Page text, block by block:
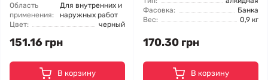
Область
применения:
Для внутренних и
наружных работ
Цвет:
черный
151.16 грн
В корзину
Фасовка:
Банка
Вес:
0,9 кг
170.30 грн
В корзину